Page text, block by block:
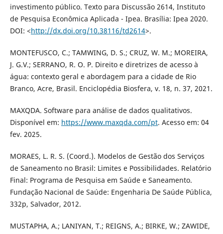
investimento público. Texto para Discussão 2614, Instituto
de Pesquisa Econômica Aplicada - Ipea. Brasília: Ipea 2020.
DOI: <http://dx.doi.org/10.38116/td2614>.
MONTEFUSCO, C.; TAMWING, D. S.; CRUZ, W. M.; MOREIRA,
J. G.V.; SERRANO, R. O. P. Direito e diretrizes de acesso à
água: contexto geral e abordagem para a cidade de Rio
Branco, Acre, Brasil. Enciclopédia Biosfera, v. 18, n. 37, 2021.
MAXQDA. Software para análise de dados qualitativos.
Disponível em: https://www.maxqda.com/pt. Acesso em: 04
fev. 2025.
MORAES, L. R. S. (Coord.). Modelos de Gestão dos Serviços
de Saneamento no Brasil: Limites e Possibilidades. Relatório
Final: Programa de Pesquisa em Saúde e Saneamento.
Fundação Nacional de Saúde: Engenharia De Saúde Pública,
332p, Salvador, 2012.
MUSTAPHA, A.; LANIYAN, T.; REIGNS, A.; BIRKE, W.; ZAWIDE,